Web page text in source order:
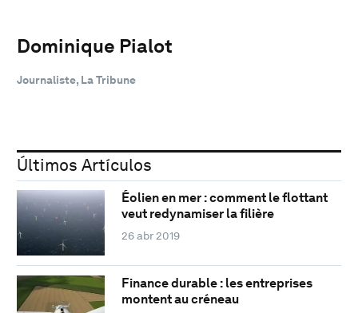
Dominique Pialot
Journaliste, La Tribune
Últimos Artículos
Éolien en mer : comment le flottant
veut redynamiser la filière
26 abr 2019
Finance durable : les entreprises
montent au créneau